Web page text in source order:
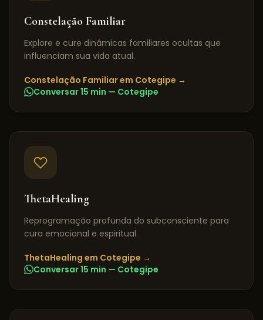
Constelação Familiar
Explore e cure dinâmicas familiares ocultas que
influenciam sua vida atual.
Constelação Familiarem Cotegipe →
Conversar 15 min — Cotegipe
ThetaHealing
Reprogramação profunda do subconsciente para
cura emocional e espiritual.
ThetaHealing em Cotegipe →
Conversar 15 min — Cotegipe